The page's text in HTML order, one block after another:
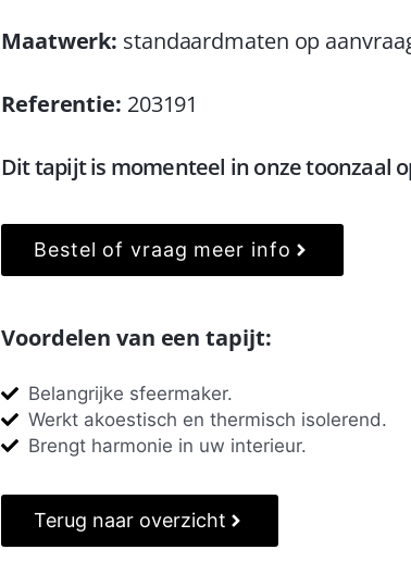
Maatwerk: standaardmaten op
Referentie: 203191
Dit tapijt is momenteel in onze toonzaal
Bestel of vraag meer info
Voordelen van een tapijt:
Belangrijke sfeermaker.
Werkt akoestisch en thermisch isolerend.
Brengt harmonie in uw interieur.
Terug naar overzicht